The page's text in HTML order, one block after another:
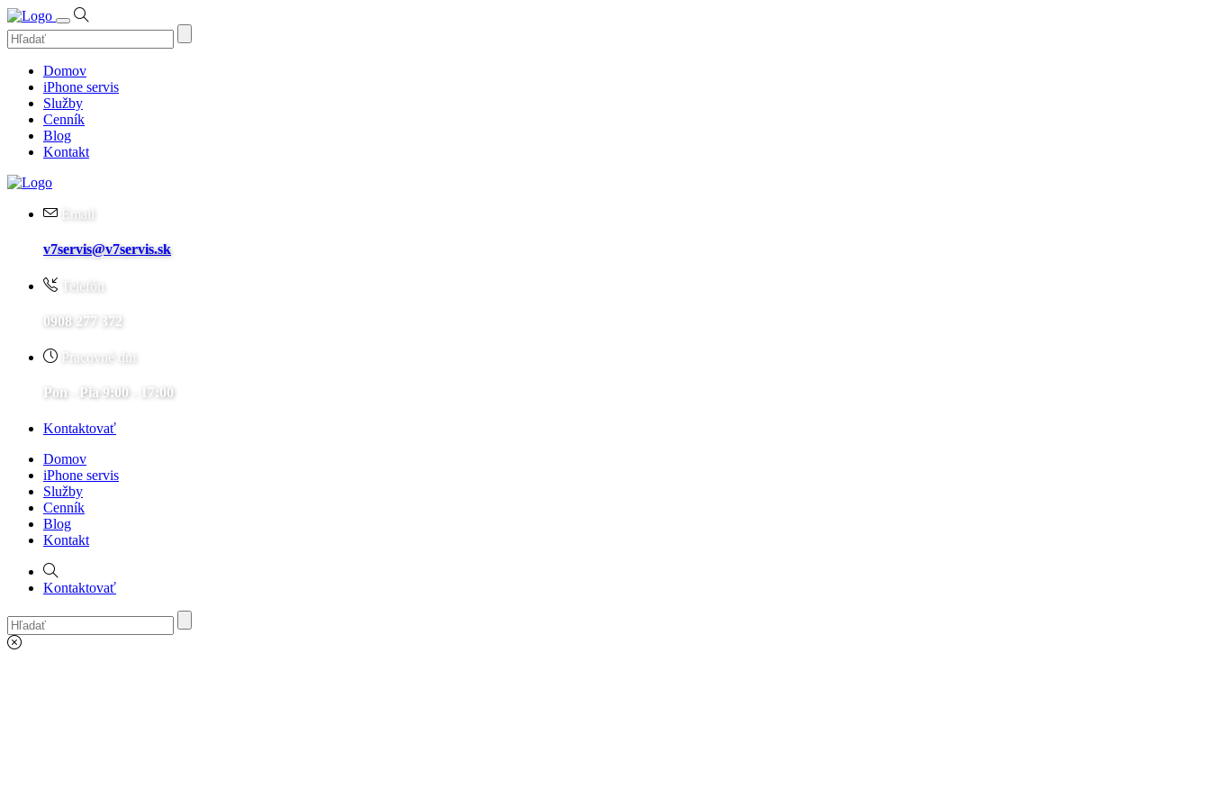
Domov
iPhone servis
Služby
Cenník
Blog
Kontakt
Email
v7servis@v7servis.sk
Telefón
0908 277 372
Pracovné dni
Pon - Pia 9:00 - 17:00
Kontaktovať
Domov
iPhone servis
Služby
Cenník
Blog
Kontakt
Kontaktovať